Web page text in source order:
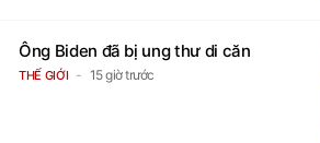
Ông Biden đã bị ung thư di căn
THẾ GIỚI 15 giờ trước